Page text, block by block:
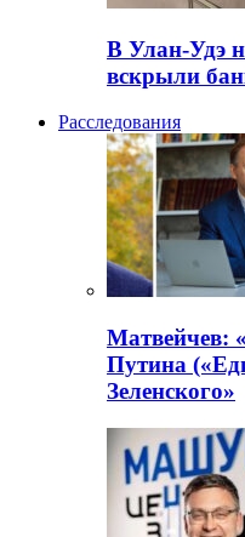
В Улан-Удэ
вскрыли
Расследования
Матвейчев:
Путина
Зеленского»